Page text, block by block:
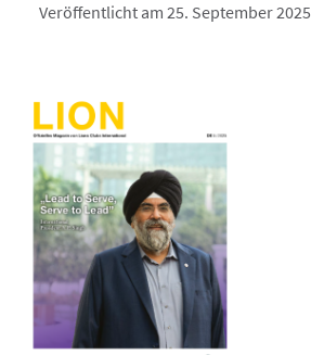
Veröffentlicht am 25. September 2025